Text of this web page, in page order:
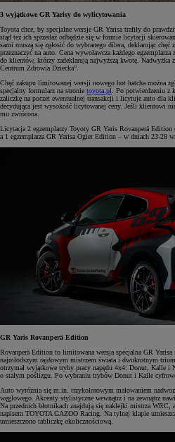
3 wyjątkowe GR Yarisy do wylicytowania
Toyota chce, by specjalne wersje GR Yarisa trafiły do
stąd też ich sprzedaż odbędzie się w formie licytacji
sami muszą się zgłosić do wybranego dilera, deklarując chęć
przeznaczyć na auto. Cena wywoławcza każdego
do klientów, którzy zadeklarują najwyższą kwotę. Nadwyżka
Centrum Zdrowia Dziecka”.
Chęć zakupu limitowanej wersji nowego hot hatcha można
specjalny formularz na stronie toyota.pl . Po potwierdzeniu z
zaliczkę na poczet ewentualnej transakcji i licytuje auto dla
decydująca jest wysokość licytowanej ceny. Jeśli klientowi
mu zwrócona.
Licytacja 2 egzemplarzy Toyoty GR Yaris Rovanperä Edition
a 1 egzemplarza GR Yarisa Ogier Edition – w dniach 23-28
GR Yaris Rovanperä Edition
Rovanperä Edition to limitowana wersja specjalna GR Yarisa
najmłodszym rajdowym mistrzem świata i dwukrotnym
otrzymał wyjątkowe tryby pracy napędu 4x4: Donut, Kalle i
o stałym poślizgu. Po wybraniu trybów Donut i Kalle
Auto wyróżnia się m.in. trzykolorowym malowaniem
węglowego. Akcenty stylistyczne wewnątrz i na zewnątrz
Na przednich błotnikach znajdują się naklejki mistrza
napisem TOYOTA GAZOO Racing. Na tylnej klapie
umieszczono tabliczkę okolicznościową.